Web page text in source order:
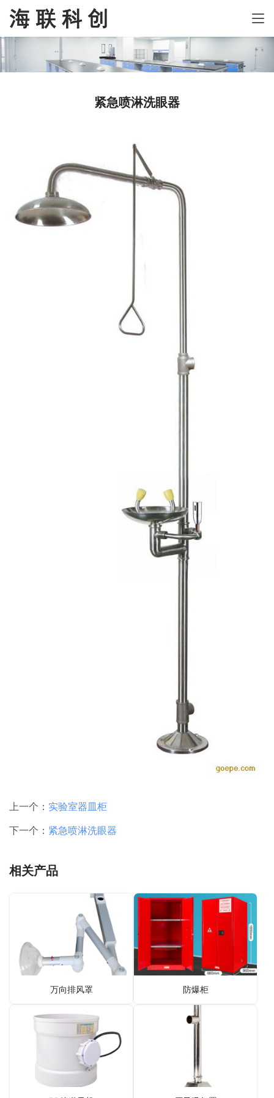
紧急喷淋洗眼器
上一个： 实验室器皿柜
下一个： 紧急喷淋洗眼器
相关产品
万向排风罩 防爆柜